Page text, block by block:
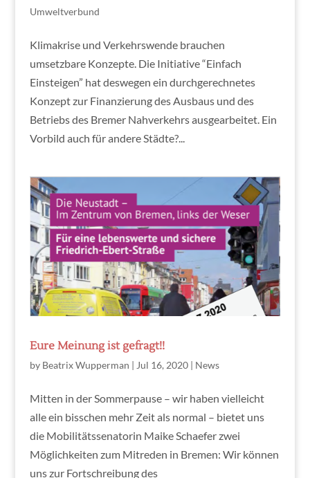
Umweltverbund
Klimakrise und Verkehrswende brauchen
umsetzbare Konzepte. Die Initiative “Einfach
Einsteigen” hat deswegen ein durchgerechnetes
Konzept zur Finanzierung des Ausbaus und des
Betriebs des Bremer Nahverkehrs ausgearbeitet. Ein
Vorbild auch für andere Städte?...
Eure Meinung ist gefragt!!
by Beatrix Wupperman | Jul 16, 2020| News
Mitten in der Sommerpause – wir haben vielleicht
alle ein bisschen mehr Zeit als normal – bietet uns
die Mobilitätssenatorin Maike Schaefer zwei
Möglichkeiten zum Mitreden in Bremen: Wir können
uns zur Fortschreibung des